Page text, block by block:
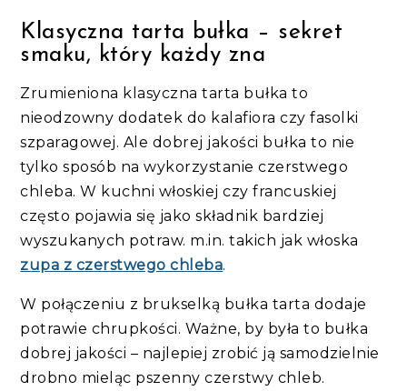
Klasyczna tarta bułka – sekret
smaku, który każdy zna
Zrumieniona klasyczna tarta bułka to
nieodzowny dodatek do kalafiora czy fasolki
szparagowej. Ale dobrej jakości bułka to nie
tylko sposób na wykorzystanie czerstwego
chleba. W kuchni włoskiej czy francuskiej
często pojawia się jako składnik bardziej
wyszukanych potraw. m.in. takich jak włoska
zupa z czerstwego chleba.
W połączeniu z brukselką bułka tarta dodaje
potrawie chrupkości. Ważne, by była to bułka
dobrej jakości – najlepiej zrobić ją samodzielnie
drobno mieląc pszenny czerstwy chleb.